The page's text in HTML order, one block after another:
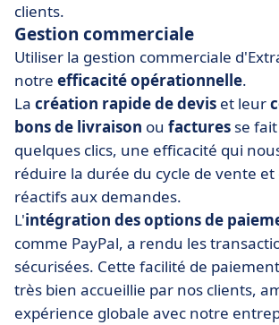
clients.
Gestion commerciale
Utiliser la gestion commerciale
notre efficacité opérationnelle.
La création rapide de devis et leur
bons de livraison ou factures se
quelques clics, une efficacité qui
réduire la durée du cycle de vente et
réactifs aux demandes.
L'intégration des options de
comme PayPal, a rendu les
sécurisées. Cette facilité de
très bien accueillie par nos clients,
expérience globale avec notre